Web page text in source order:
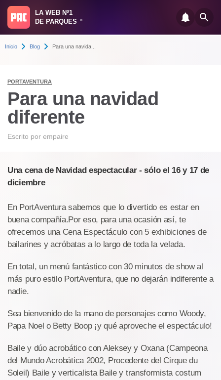
LA WEB Nº1
DE PARQUES
®
Inicio Blog Para una navida...
PORTAVENTURA
Para una navidad
diferente
Escrito por empaire
Una cena de Navidad espectacular - sólo el 16 y 17 de
diciembre
En PortAventura sabemos que lo divertido es estar en
buena compañía.Por eso, para una ocasión así, te
ofrecemos una Cena Espectáculo con 5 exhibiciones de
bailarines y acróbatas a lo largo de toda la velada.
En total, un menú fantástico con 30 minutos de show al
más puro estilo PortAventura, que no dejarán indiferente a
nadie.
Sea bienvenido de la mano de personajes como Woody,
Papa Noel o Betty Boop ¡y qué aproveche el espectáculo!
Baile y dúo acrobático con Aleksey y Oxana (Campeona
del Mundo Acrobática 2002, Procedente del Cirque du
Soleil) Baile y verticalista Baile y transformista costum